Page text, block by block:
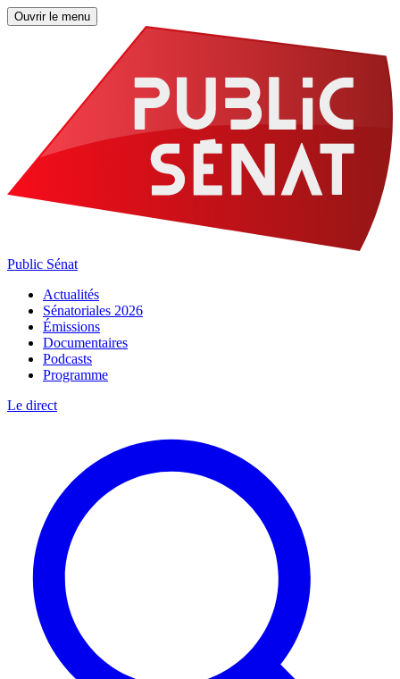
Ouvrir le menu
Public Sénat
Actualités
Sénatoriales 2026
Émissions
Documentaires
Podcasts
Programme
Le direct